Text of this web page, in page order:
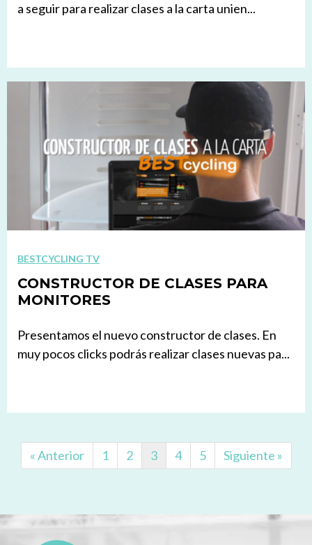
a seguir para realizar clases a la carta unien...
BESTCYCLING TV
CONSTRUCTOR DE CLASES PARA
MONITORES
Presentamos el nuevo constructor de clases. En
muy pocos clicks podrás realizar clases nuevas pa...
« Anterior 1 2 3 4 5 Siguiente »